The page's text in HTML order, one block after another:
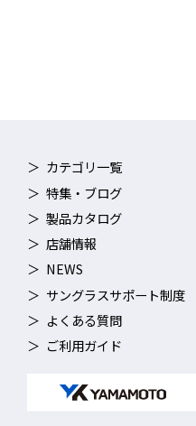
TECH
視野角アップ
カテゴリ一覧
特集・ブログ
製品カタログ
店舗情報
NEWS
サングラスサポート制度
よくある質問
ご利用ガイド